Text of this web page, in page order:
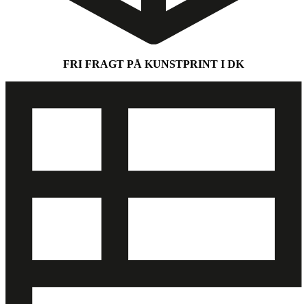
FRI FRAGT PÅ KUNSTPRINT I DK